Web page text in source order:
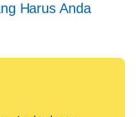
Harus Anda